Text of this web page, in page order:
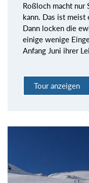
Roßloch macht nur
kann. Das ist
Dann locken die
einige wenige
Anfang Juni ihrer
Tour anzeigen